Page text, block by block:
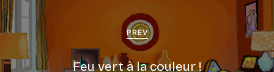
PREV
Feu vert à la couleur !